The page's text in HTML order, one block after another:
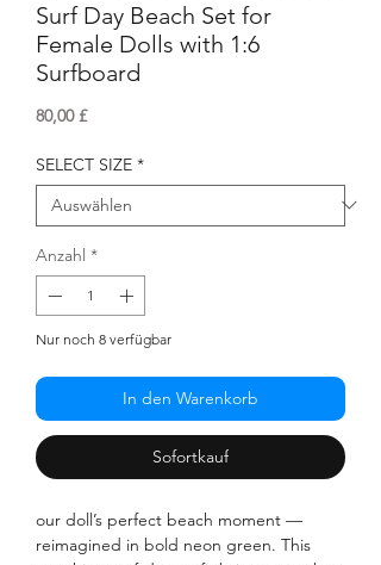
Surf Day Beach Set for
Female Dolls with 1:6
Surfboard
80,00 £Preis
SELECT SIZE *
Anzahl *
Nur noch 8 verfügbar
In den Warenkorb
Sofortkauf
our doll’s perfect beach moment —
reimagined in bold neon green. This